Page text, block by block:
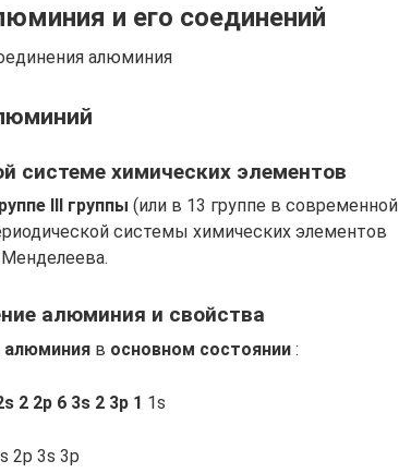
и его соединений
алюминия
системе химических элементов
III группы (или в 13 группе в современной
системы химических элементов
алюминия и свойства
алюминияв основном состоянии:
2 2p 6 3s 2 3p 1 1s
2p 3s 3p